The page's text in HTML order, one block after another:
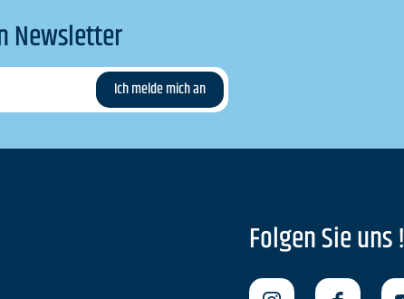
Newsletter
Folgen Sie uns !